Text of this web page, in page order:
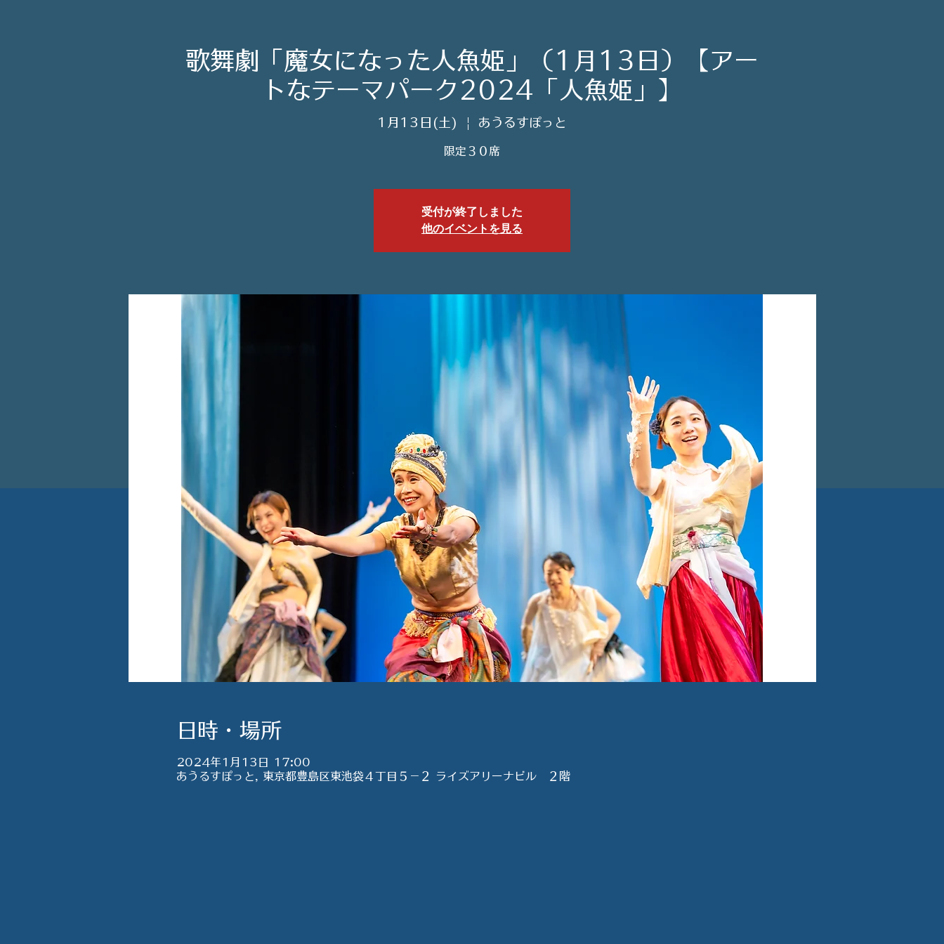
歌舞劇「魔女になった人魚姫」（1月13日）【アー
トなテーマパーク2024「人魚姫」】
1月13日(土)
  |
あうるすぽっと
限定３０席
受付が終了しました
他のイベントを見る
日時・場所
2024年1月13日 17:00
あうるすぽっと, 東京都豊島区東池袋４丁目５−２ ライズアリーナビル ２階